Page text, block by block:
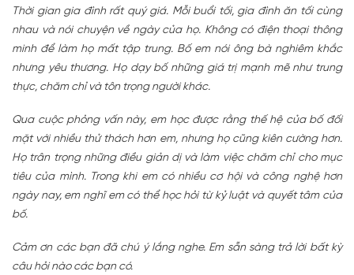
Thời gian gia đình rất quý giá. Mỗi buổi tối, gia đình ăn tối cùng
nhau và nói chuyện về ngày của họ. Không có điện thoại thông
minh để làm họ mất tập trung. Bố em nói ông bà nghiêm khắc
nhưng yêu thương. Họ dạy bố những giá trị mạnh mẽ như trung
thực, chăm chỉ và tôn trọng người khác.
Qua cuộc phỏng vấn này, em học được rằng thế hệ của bố đối
mặt với nhiều thử thách hơn em, nhưng họ cũng kiên cường hơn.
Họ trân trọng những điều giản dị và làm việc chăm chỉ cho mục
tiêu của mình. Trong khi em có nhiều cơ hội và công nghệ hơn
ngày nay, em nghĩ em có thể học hỏi từ kỷ luật và quyết tâm của
bố.
Cảm ơn các bạn đã chú ý lắng nghe. Em sẵn sàng trả lời bất kỳ
câu hỏi nào các bạn có.